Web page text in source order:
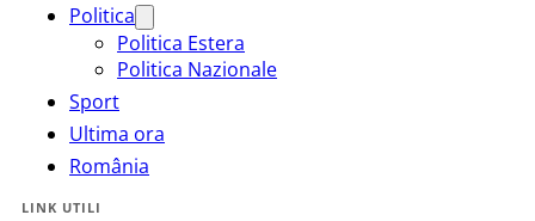
Politica
Politica Estera
Politica Nazionale
Sport
Ultima ora
România
LINK UTILI